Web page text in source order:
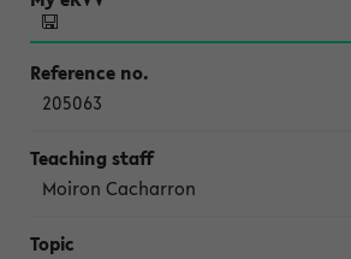
205063
Moiron Cacharron